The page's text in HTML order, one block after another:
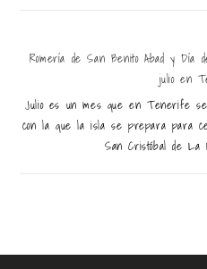
Romería de San Benito Abad y Día
julio en
Julio es un mes que en Tenerife
con la que la isla se prepara para
San Cristóbal de La